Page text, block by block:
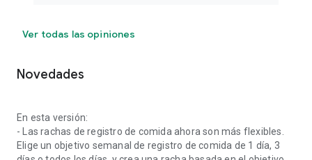
Ver todas las opiniones
Novedades
En esta versión:
- Las rachas de registro de comida ahora son más flexibles.
Elige un objetivo semanal de registro de comida de 1 día, 3